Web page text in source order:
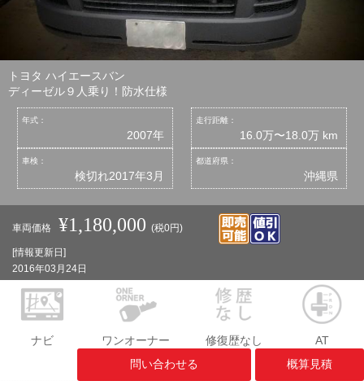
トヨタ ハイエースバン
ディーゼル９人乗り！防水仕様
年式：
2007年
走行距離：
16.0万〜18.0万 km
車検：
検切れ2017年3月
都道府県：
沖縄県
車両価格 ¥1,180,000(税0円)
[情報更新日]
2016年03月24日
ナビ ワンオーナー 修復歴なし
AT
問い合わせる
概算見積